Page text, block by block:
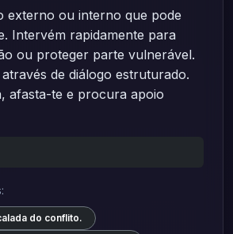
externo ou interno que pode
Intervém rapidamente para
ou proteger parte vulnerável.
através de diálogo estruturado.
afasta-te e procura apoio
do conflito.